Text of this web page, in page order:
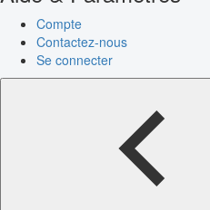
Compte
Contactez-nous
Se connecter